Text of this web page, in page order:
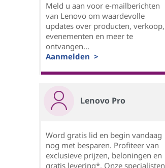
Meld u aan voor e-mailberichten
van Lenovo om waardevolle
updates over producten, verkoop,
evenementen en meer te
ontvangen...
Aanmelden >
Lenovo Pro
Word gratis lid en begin vandaag
nog met besparen. Profiteer van
exclusieve prijzen, beloningen en
gratis levering*. Onze specialisten